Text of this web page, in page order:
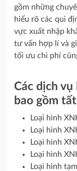
gồm những
hiểu rõ các qui
vực xuất nhập
tư vấn hợp lí và
tối ưu chi phí
Các dịch
bao gồm
Loại hình
Loại hình
Loại hình
Loại hình
Loại hình